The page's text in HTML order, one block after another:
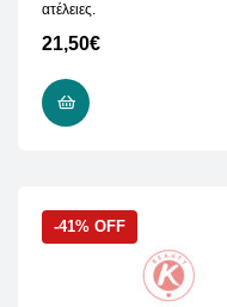
ατέλειες.
21,50€
-41% OFF